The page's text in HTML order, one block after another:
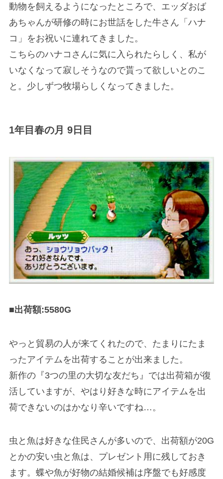
動物を飼えるようになったところで、エッダおば
あちゃんが研修の時にお世話をした牛さん「ハナ
コ」をお祝いに連れてきました。
こちらのハナコさんに気に入られたらしく、私が
いなくなって寂しそうなので貰って欲しいとのこ
と。少しずつ牧場らしくなってきました。
1年目春の月 9日目
■出荷額:5580G
やっと貿易の人が来てくれたので、たまりにたま
ったアイテムを出荷することが出来ました。
新作の『3つの里の大切な友だち』では出荷箱が復
活していますが、やはり好きな時にアイテムを出
荷できないのはかなり辛いですね…。
虫と魚は好きな住民さんが多いので、出荷額が20G
とかの安い虫と魚は、プレゼント用に残しておき
ます。蝶や魚が好物の結婚候補は序盤でも好感度